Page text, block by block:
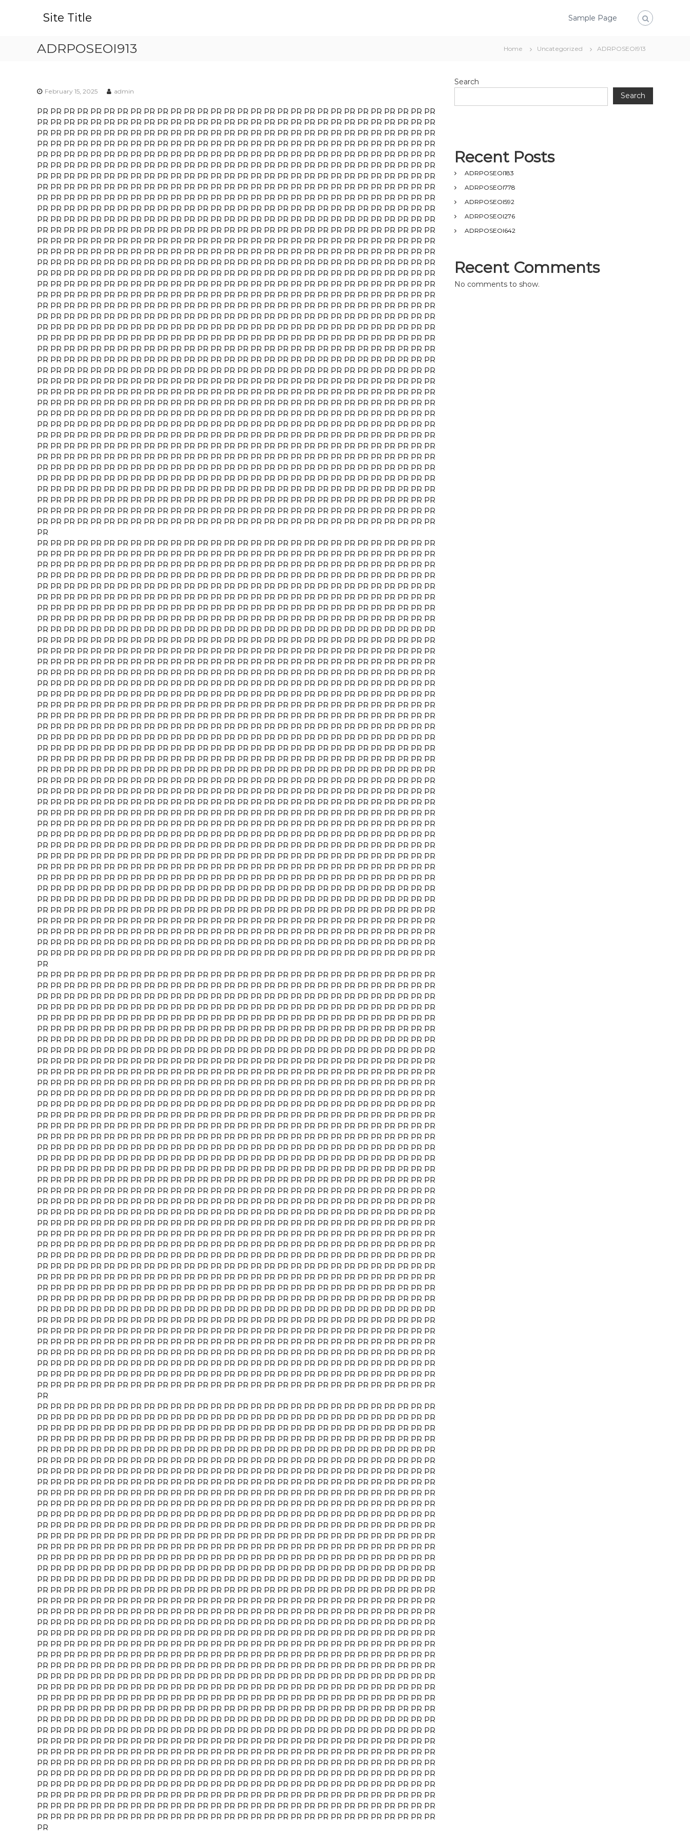
Site Title Sample Page
ADRPOSEOI913 Home Uncategorized ADRPOSEOI913
February 15, 2025 admin
PR PR PR PR PR PR PR PR PR PR PR PR PR PR PR PR PR PR PR PR PR PR PR PR PR PR PR PR PR PR
PR PR PR PR PR PR PR PR PR PR PR PR PR PR PR PR PR PR PR PR PR PR PR PR PR PR PR PR PR PR
PR PR PR PR PR PR PR PR PR PR PR PR PR PR PR PR PR PR PR PR PR PR PR PR PR PR PR PR PR PR
PR PR PR PR PR PR PR PR PR PR PR PR PR PR PR PR PR PR PR PR PR PR PR PR PR PR PR PR PR PR
PR PR PR PR PR PR PR PR PR PR PR PR PR PR PR PR PR PR PR PR PR PR PR PR PR PR PR PR PR PR
PR PR PR PR PR PR PR PR PR PR PR PR PR PR PR PR PR PR PR PR PR PR PR PR PR PR PR PR PR PR
PR PR PR PR PR PR PR PR PR PR PR PR PR PR PR PR PR PR PR PR PR PR PR PR PR PR PR PR PR PR
PR PR PR PR PR PR PR PR PR PR PR PR PR PR PR PR PR PR PR PR PR PR PR PR PR PR PR PR PR PR
PR PR PR PR PR PR PR PR PR PR PR PR PR PR PR PR PR PR PR PR PR PR PR PR PR PR PR PR PR PR
PR PR PR PR PR PR PR PR PR PR PR PR PR PR PR PR PR PR PR PR PR PR PR PR PR PR PR PR PR PR
PR PR PR PR PR PR PR PR PR PR PR PR PR PR PR PR PR PR PR PR PR PR PR PR PR PR PR PR PR PR
PR PR PR PR PR PR PR PR PR PR PR PR PR PR PR PR PR PR PR PR PR PR PR PR PR PR PR PR PR PR
PR PR PR PR PR PR PR PR PR PR PR PR PR PR PR PR PR PR PR PR PR PR PR PR PR PR PR PR PR PR
PR PR PR PR PR PR PR PR PR PR PR PR PR PR PR PR PR PR PR PR PR PR PR PR PR PR PR PR PR PR
PR PR PR PR PR PR PR PR PR PR PR PR PR PR PR PR PR PR PR PR PR PR PR PR PR PR PR PR PR PR
PR PR PR PR PR PR PR PR PR PR PR PR PR PR PR PR PR PR PR PR PR PR PR PR PR PR PR PR PR PR
PR PR PR PR PR PR PR PR PR PR PR PR PR PR PR PR PR PR PR PR PR PR PR PR PR PR PR PR PR PR
PR PR PR PR PR PR PR PR PR PR PR PR PR PR PR PR PR PR PR PR PR PR PR PR PR PR PR PR PR PR
PR PR PR PR PR PR PR PR PR PR PR PR PR PR PR PR PR PR PR PR PR PR PR PR PR PR PR PR PR PR
PR PR PR PR PR PR PR PR PR PR PR PR PR PR PR PR PR PR PR PR PR PR PR PR PR PR PR PR PR PR
PR PR PR PR PR PR PR PR PR PR PR PR PR PR PR PR PR PR PR PR PR PR PR PR PR PR PR PR PR PR
PR PR PR PR PR PR PR PR PR PR PR PR PR PR PR PR PR PR PR PR PR PR PR PR PR PR PR PR PR PR
PR PR PR PR PR PR PR PR PR PR PR PR PR PR PR PR PR PR PR PR PR PR PR PR PR PR PR PR PR PR
PR PR PR PR PR PR PR PR PR PR PR PR PR PR PR PR PR PR PR PR PR PR PR PR PR PR PR PR PR PR
PR PR PR PR PR PR PR PR PR PR PR PR PR PR PR PR PR PR PR PR PR PR PR PR PR PR PR PR PR PR
PR PR PR PR PR PR PR PR PR PR PR PR PR PR PR PR PR PR PR PR PR PR PR PR PR PR PR PR PR PR
PR PR PR PR PR PR PR PR PR PR PR PR PR PR PR PR PR PR PR PR PR PR PR PR PR PR PR PR PR PR
PR PR PR PR PR PR PR PR PR PR PR PR PR PR PR PR PR PR PR PR PR PR PR PR PR PR PR PR PR PR
PR PR PR PR PR PR PR PR PR PR PR PR PR PR PR PR PR PR PR PR PR PR PR PR PR PR PR PR PR PR
PR PR PR PR PR PR PR PR PR PR PR PR PR PR PR PR PR PR PR PR PR PR PR PR PR PR PR PR PR PR
PR PR PR PR PR PR PR PR PR PR PR PR PR PR PR PR PR PR PR PR PR PR PR PR PR PR PR PR PR PR
PR PR PR PR PR PR PR PR PR PR PR PR PR PR PR PR PR PR PR PR PR PR PR PR PR PR PR PR PR PR
PR PR PR PR PR PR PR PR PR PR PR PR PR PR PR PR PR PR PR PR PR PR PR PR PR PR PR PR PR PR
PR PR PR PR PR PR PR PR PR PR PR PR PR PR PR PR PR PR PR PR PR PR PR PR PR PR PR PR PR PR
PR PR PR PR PR PR PR PR PR PR PR PR PR PR PR PR PR PR PR PR PR PR PR PR PR PR PR PR PR PR
PR PR PR PR PR PR PR PR PR PR PR PR PR PR PR PR PR PR PR PR PR PR PR PR PR PR PR PR PR PR
PR PR PR PR PR PR PR PR PR PR PR PR PR PR PR PR PR PR PR PR PR PR PR PR PR PR PR PR PR PR
PR PR PR PR PR PR PR PR PR PR PR PR PR PR PR PR PR PR PR PR PR PR PR PR PR PR PR PR PR PR
PR PR PR PR PR PR PR PR PR PR PR PR PR PR PR PR PR PR PR PR PR PR PR PR PR PR PR PR PR PR
PR
PR PR PR PR PR PR PR PR PR PR PR PR PR PR PR PR PR PR PR PR PR PR PR PR PR PR PR PR PR PR
PR PR PR PR PR PR PR PR PR PR PR PR PR PR PR PR PR PR PR PR PR PR PR PR PR PR PR PR PR PR
PR PR PR PR PR PR PR PR PR PR PR PR PR PR PR PR PR PR PR PR PR PR PR PR PR PR PR PR PR PR
PR PR PR PR PR PR PR PR PR PR PR PR PR PR PR PR PR PR PR PR PR PR PR PR PR PR PR PR PR PR
PR PR PR PR PR PR PR PR PR PR PR PR PR PR PR PR PR PR PR PR PR PR PR PR PR PR PR PR PR PR
PR PR PR PR PR PR PR PR PR PR PR PR PR PR PR PR PR PR PR PR PR PR PR PR PR PR PR PR PR PR
PR PR PR PR PR PR PR PR PR PR PR PR PR PR PR PR PR PR PR PR PR PR PR PR PR PR PR PR PR PR
PR PR PR PR PR PR PR PR PR PR PR PR PR PR PR PR PR PR PR PR PR PR PR PR PR PR PR PR PR PR
PR PR PR PR PR PR PR PR PR PR PR PR PR PR PR PR PR PR PR PR PR PR PR PR PR PR PR PR PR PR
PR PR PR PR PR PR PR PR PR PR PR PR PR PR PR PR PR PR PR PR PR PR PR PR PR PR PR PR PR PR
PR PR PR PR PR PR PR PR PR PR PR PR PR PR PR PR PR PR PR PR PR PR PR PR PR PR PR PR PR PR
PR PR PR PR PR PR PR PR PR PR PR PR PR PR PR PR PR PR PR PR PR PR PR PR PR PR PR PR PR PR
PR PR PR PR PR PR PR PR PR PR PR PR PR PR PR PR PR PR PR PR PR PR PR PR PR PR PR PR PR PR
PR PR PR PR PR PR PR PR PR PR PR PR PR PR PR PR PR PR PR PR PR PR PR PR PR PR PR PR PR PR
PR PR PR PR PR PR PR PR PR PR PR PR PR PR PR PR PR PR PR PR PR PR PR PR PR PR PR PR PR PR
PR PR PR PR PR PR PR PR PR PR PR PR PR PR PR PR PR PR PR PR PR PR PR PR PR PR PR PR PR PR
PR PR PR PR PR PR PR PR PR PR PR PR PR PR PR PR PR PR PR PR PR PR PR PR PR PR PR PR PR PR
PR PR PR PR PR PR PR PR PR PR PR PR PR PR PR PR PR PR PR PR PR PR PR PR PR PR PR PR PR PR
PR PR PR PR PR PR PR PR PR PR PR PR PR PR PR PR PR PR PR PR PR PR PR PR PR PR PR PR PR PR
PR PR PR PR PR PR PR PR PR PR PR PR PR PR PR PR PR PR PR PR PR PR PR PR PR PR PR PR PR PR
PR PR PR PR PR PR PR PR PR PR PR PR PR PR PR PR PR PR PR PR PR PR PR PR PR PR PR PR PR PR
PR PR PR PR PR PR PR PR PR PR PR PR PR PR PR PR PR PR PR PR PR PR PR PR PR PR PR PR PR PR
PR PR PR PR PR PR PR PR PR PR PR PR PR PR PR PR PR PR PR PR PR PR PR PR PR PR PR PR PR PR
PR PR PR PR PR PR PR PR PR PR PR PR PR PR PR PR PR PR PR PR PR PR PR PR PR PR PR PR PR PR
PR PR PR PR PR PR PR PR PR PR PR PR PR PR PR PR PR PR PR PR PR PR PR PR PR PR PR PR PR PR
PR PR PR PR PR PR PR PR PR PR PR PR PR PR PR PR PR PR PR PR PR PR PR PR PR PR PR PR PR PR
PR PR PR PR PR PR PR PR PR PR PR PR PR PR PR PR PR PR PR PR PR PR PR PR PR PR PR PR PR PR
PR PR PR PR PR PR PR PR PR PR PR PR PR PR PR PR PR PR PR PR PR PR PR PR PR PR PR PR PR PR
PR PR PR PR PR PR PR PR PR PR PR PR PR PR PR PR PR PR PR PR PR PR PR PR PR PR PR PR PR PR
PR PR PR PR PR PR PR PR PR PR PR PR PR PR PR PR PR PR PR PR PR PR PR PR PR PR PR PR PR PR
PR PR PR PR PR PR PR PR PR PR PR PR PR PR PR PR PR PR PR PR PR PR PR PR PR PR PR PR PR PR
PR PR PR PR PR PR PR PR PR PR PR PR PR PR PR PR PR PR PR PR PR PR PR PR PR PR PR PR PR PR
PR PR PR PR PR PR PR PR PR PR PR PR PR PR PR PR PR PR PR PR PR PR PR PR PR PR PR PR PR PR
PR PR PR PR PR PR PR PR PR PR PR PR PR PR PR PR PR PR PR PR PR PR PR PR PR PR PR PR PR PR
PR PR PR PR PR PR PR PR PR PR PR PR PR PR PR PR PR PR PR PR PR PR PR PR PR PR PR PR PR PR
PR PR PR PR PR PR PR PR PR PR PR PR PR PR PR PR PR PR PR PR PR PR PR PR PR PR PR PR PR PR
PR PR PR PR PR PR PR PR PR PR PR PR PR PR PR PR PR PR PR PR PR PR PR PR PR PR PR PR PR PR
PR PR PR PR PR PR PR PR PR PR PR PR PR PR PR PR PR PR PR PR PR PR PR PR PR PR PR PR PR PR
PR PR PR PR PR PR PR PR PR PR PR PR PR PR PR PR PR PR PR PR PR PR PR PR PR PR PR PR PR PR
PR
PR PR PR PR PR PR PR PR PR PR PR PR PR PR PR PR PR PR PR PR PR PR PR PR PR PR PR PR PR PR
PR PR PR PR PR PR PR PR PR PR PR PR PR PR PR PR PR PR PR PR PR PR PR PR PR PR PR PR PR PR
PR PR PR PR PR PR PR PR PR PR PR PR PR PR PR PR PR PR PR PR PR PR PR PR PR PR PR PR PR PR
PR PR PR PR PR PR PR PR PR PR PR PR PR PR PR PR PR PR PR PR PR PR PR PR PR PR PR PR PR PR
PR PR PR PR PR PR PR PR PR PR PR PR PR PR PR PR PR PR PR PR PR PR PR PR PR PR PR PR PR PR
PR PR PR PR PR PR PR PR PR PR PR PR PR PR PR PR PR PR PR PR PR PR PR PR PR PR PR PR PR PR
PR PR PR PR PR PR PR PR PR PR PR PR PR PR PR PR PR PR PR PR PR PR PR PR PR PR PR PR PR PR
PR PR PR PR PR PR PR PR PR PR PR PR PR PR PR PR PR PR PR PR PR PR PR PR PR PR PR PR PR PR
PR PR PR PR PR PR PR PR PR PR PR PR PR PR PR PR PR PR PR PR PR PR PR PR PR PR PR PR PR PR
PR PR PR PR PR PR PR PR PR PR PR PR PR PR PR PR PR PR PR PR PR PR PR PR PR PR PR PR PR PR
PR PR PR PR PR PR PR PR PR PR PR PR PR PR PR PR PR PR PR PR PR PR PR PR PR PR PR PR PR PR
PR PR PR PR PR PR PR PR PR PR PR PR PR PR PR PR PR PR PR PR PR PR PR PR PR PR PR PR PR PR
PR PR PR PR PR PR PR PR PR PR PR PR PR PR PR PR PR PR PR PR PR PR PR PR PR PR PR PR PR PR
PR PR PR PR PR PR PR PR PR PR PR PR PR PR PR PR PR PR PR PR PR PR PR PR PR PR PR PR PR PR
PR PR PR PR PR PR PR PR PR PR PR PR PR PR PR PR PR PR PR PR PR PR PR PR PR PR PR PR PR PR
PR PR PR PR PR PR PR PR PR PR PR PR PR PR PR PR PR PR PR PR PR PR PR PR PR PR PR PR PR PR
PR PR PR PR PR PR PR PR PR PR PR PR PR PR PR PR PR PR PR PR PR PR PR PR PR PR PR PR PR PR
PR PR PR PR PR PR PR PR PR PR PR PR PR PR PR PR PR PR PR PR PR PR PR PR PR PR PR PR PR PR
PR PR PR PR PR PR PR PR PR PR PR PR PR PR PR PR PR PR PR PR PR PR PR PR PR PR PR PR PR PR
PR PR PR PR PR PR PR PR PR PR PR PR PR PR PR PR PR PR PR PR PR PR PR PR PR PR PR PR PR PR
PR PR PR PR PR PR PR PR PR PR PR PR PR PR PR PR PR PR PR PR PR PR PR PR PR PR PR PR PR PR
PR PR PR PR PR PR PR PR PR PR PR PR PR PR PR PR PR PR PR PR PR PR PR PR PR PR PR PR PR PR
PR PR PR PR PR PR PR PR PR PR PR PR PR PR PR PR PR PR PR PR PR PR PR PR PR PR PR PR PR PR
PR PR PR PR PR PR PR PR PR PR PR PR PR PR PR PR PR PR PR PR PR PR PR PR PR PR PR PR PR PR
PR PR PR PR PR PR PR PR PR PR PR PR PR PR PR PR PR PR PR PR PR PR PR PR PR PR PR PR PR PR
PR PR PR PR PR PR PR PR PR PR PR PR PR PR PR PR PR PR PR PR PR PR PR PR PR PR PR PR PR PR
PR PR PR PR PR PR PR PR PR PR PR PR PR PR PR PR PR PR PR PR PR PR PR PR PR PR PR PR PR PR
PR PR PR PR PR PR PR PR PR PR PR PR PR PR PR PR PR PR PR PR PR PR PR PR PR PR PR PR PR PR
PR PR PR PR PR PR PR PR PR PR PR PR PR PR PR PR PR PR PR PR PR PR PR PR PR PR PR PR PR PR
PR PR PR PR PR PR PR PR PR PR PR PR PR PR PR PR PR PR PR PR PR PR PR PR PR PR PR PR PR PR
PR PR PR PR PR PR PR PR PR PR PR PR PR PR PR PR PR PR PR PR PR PR PR PR PR PR PR PR PR PR
PR PR PR PR PR PR PR PR PR PR PR PR PR PR PR PR PR PR PR PR PR PR PR PR PR PR PR PR PR PR
PR PR PR PR PR PR PR PR PR PR PR PR PR PR PR PR PR PR PR PR PR PR PR PR PR PR PR PR PR PR
PR PR PR PR PR PR PR PR PR PR PR PR PR PR PR PR PR PR PR PR PR PR PR PR PR PR PR PR PR PR
PR PR PR PR PR PR PR PR PR PR PR PR PR PR PR PR PR PR PR PR PR PR PR PR PR PR PR PR PR PR
PR PR PR PR PR PR PR PR PR PR PR PR PR PR PR PR PR PR PR PR PR PR PR PR PR PR PR PR PR PR
PR PR PR PR PR PR PR PR PR PR PR PR PR PR PR PR PR PR PR PR PR PR PR PR PR PR PR PR PR PR
PR PR PR PR PR PR PR PR PR PR PR PR PR PR PR PR PR PR PR PR PR PR PR PR PR PR PR PR PR PR
PR PR PR PR PR PR PR PR PR PR PR PR PR PR PR PR PR PR PR PR PR PR PR PR PR PR PR PR PR PR
PR
PR PR PR PR PR PR PR PR PR PR PR PR PR PR PR PR PR PR PR PR PR PR PR PR PR PR PR PR PR PR
PR PR PR PR PR PR PR PR PR PR PR PR PR PR PR PR PR PR PR PR PR PR PR PR PR PR PR PR PR PR
PR PR PR PR PR PR PR PR PR PR PR PR PR PR PR PR PR PR PR PR PR PR PR PR PR PR PR PR PR PR
PR PR PR PR PR PR PR PR PR PR PR PR PR PR PR PR PR PR PR PR PR PR PR PR PR PR PR PR PR PR
PR PR PR PR PR PR PR PR PR PR PR PR PR PR PR PR PR PR PR PR PR PR PR PR PR PR PR PR PR PR
PR PR PR PR PR PR PR PR PR PR PR PR PR PR PR PR PR PR PR PR PR PR PR PR PR PR PR PR PR PR
PR PR PR PR PR PR PR PR PR PR PR PR PR PR PR PR PR PR PR PR PR PR PR PR PR PR PR PR PR PR
PR PR PR PR PR PR PR PR PR PR PR PR PR PR PR PR PR PR PR PR PR PR PR PR PR PR PR PR PR PR
PR PR PR PR PR PR PR PR PR PR PR PR PR PR PR PR PR PR PR PR PR PR PR PR PR PR PR PR PR PR
PR PR PR PR PR PR PR PR PR PR PR PR PR PR PR PR PR PR PR PR PR PR PR PR PR PR PR PR PR PR
PR PR PR PR PR PR PR PR PR PR PR PR PR PR PR PR PR PR PR PR PR PR PR PR PR PR PR PR PR PR
PR PR PR PR PR PR PR PR PR PR PR PR PR PR PR PR PR PR PR PR PR PR PR PR PR PR PR PR PR PR
PR PR PR PR PR PR PR PR PR PR PR PR PR PR PR PR PR PR PR PR PR PR PR PR PR PR PR PR PR PR
PR PR PR PR PR PR PR PR PR PR PR PR PR PR PR PR PR PR PR PR PR PR PR PR PR PR PR PR PR PR
PR PR PR PR PR PR PR PR PR PR PR PR PR PR PR PR PR PR PR PR PR PR PR PR PR PR PR PR PR PR
PR PR PR PR PR PR PR PR PR PR PR PR PR PR PR PR PR PR PR PR PR PR PR PR PR PR PR PR PR PR
PR PR PR PR PR PR PR PR PR PR PR PR PR PR PR PR PR PR PR PR PR PR PR PR PR PR PR PR PR PR
PR PR PR PR PR PR PR PR PR PR PR PR PR PR PR PR PR PR PR PR PR PR PR PR PR PR PR PR PR PR
PR PR PR PR PR PR PR PR PR PR PR PR PR PR PR PR PR PR PR PR PR PR PR PR PR PR PR PR PR PR
PR PR PR PR PR PR PR PR PR PR PR PR PR PR PR PR PR PR PR PR PR PR PR PR PR PR PR PR PR PR
PR PR PR PR PR PR PR PR PR PR PR PR PR PR PR PR PR PR PR PR PR PR PR PR PR PR PR PR PR PR
PR PR PR PR PR PR PR PR PR PR PR PR PR PR PR PR PR PR PR PR PR PR PR PR PR PR PR PR PR PR
PR PR PR PR PR PR PR PR PR PR PR PR PR PR PR PR PR PR PR PR PR PR PR PR PR PR PR PR PR PR
PR PR PR PR PR PR PR PR PR PR PR PR PR PR PR PR PR PR PR PR PR PR PR PR PR PR PR PR PR PR
PR PR PR PR PR PR PR PR PR PR PR PR PR PR PR PR PR PR PR PR PR PR PR PR PR PR PR PR PR PR
PR PR PR PR PR PR PR PR PR PR PR PR PR PR PR PR PR PR PR PR PR PR PR PR PR PR PR PR PR PR
PR PR PR PR PR PR PR PR PR PR PR PR PR PR PR PR PR PR PR PR PR PR PR PR PR PR PR PR PR PR
PR PR PR PR PR PR PR PR PR PR PR PR PR PR PR PR PR PR PR PR PR PR PR PR PR PR PR PR PR PR
PR PR PR PR PR PR PR PR PR PR PR PR PR PR PR PR PR PR PR PR PR PR PR PR PR PR PR PR PR PR
PR PR PR PR PR PR PR PR PR PR PR PR PR PR PR PR PR PR PR PR PR PR PR PR PR PR PR PR PR PR
PR PR PR PR PR PR PR PR PR PR PR PR PR PR PR PR PR PR PR PR PR PR PR PR PR PR PR PR PR PR
PR PR PR PR PR PR PR PR PR PR PR PR PR PR PR PR PR PR PR PR PR PR PR PR PR PR PR PR PR PR
PR PR PR PR PR PR PR PR PR PR PR PR PR PR PR PR PR PR PR PR PR PR PR PR PR PR PR PR PR PR
PR PR PR PR PR PR PR PR PR PR PR PR PR PR PR PR PR PR PR PR PR PR PR PR PR PR PR PR PR PR
PR PR PR PR PR PR PR PR PR PR PR PR PR PR PR PR PR PR PR PR PR PR PR PR PR PR PR PR PR PR
PR PR PR PR PR PR PR PR PR PR PR PR PR PR PR PR PR PR PR PR PR PR PR PR PR PR PR PR PR PR
PR PR PR PR PR PR PR PR PR PR PR PR PR PR PR PR PR PR PR PR PR PR PR PR PR PR PR PR PR PR
PR PR PR PR PR PR PR PR PR PR PR PR PR PR PR PR PR PR PR PR PR PR PR PR PR PR PR PR PR PR
PR PR PR PR PR PR PR PR PR PR PR PR PR PR PR PR PR PR PR PR PR PR PR PR PR PR PR PR PR PR
PR
Search
Search
Recent Posts
ADRPOSEOI183
ADRPOSEOI778
ADRPOSEOI592
ADRPOSEOI276
ADRPOSEOI642
Recent Comments
No comments to show.